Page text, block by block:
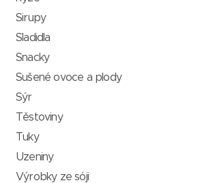
Sirupy
Sladidla
Snacky
Sušené ovoce a plody
Sýr
Těstoviny
Tuky
Uzeniny
Výrobky ze sóji